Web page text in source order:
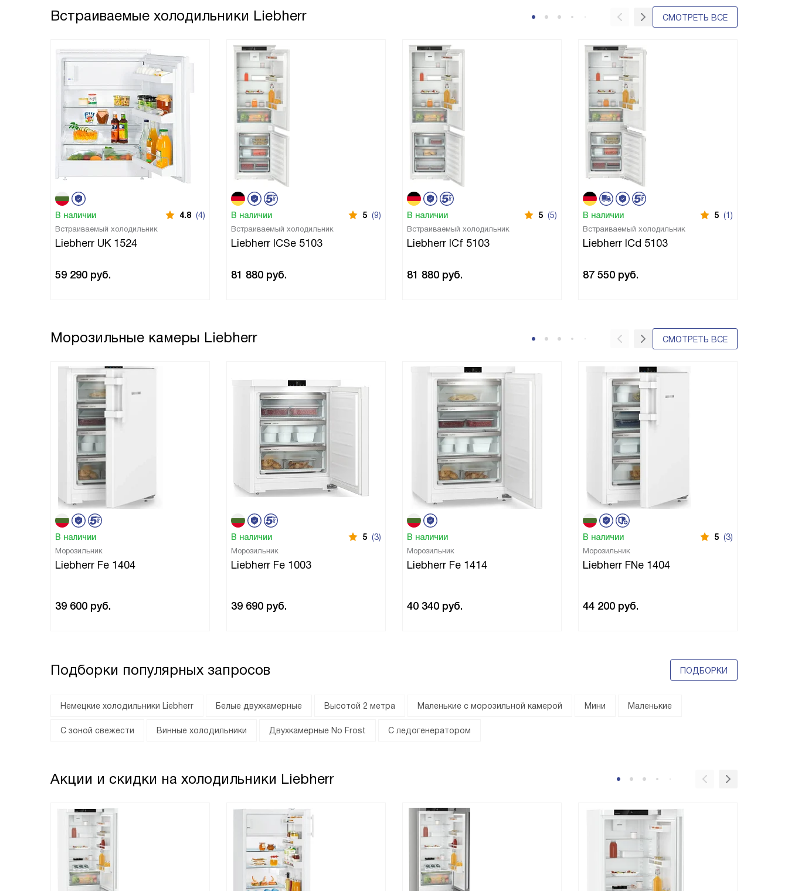
Встраиваемые холодильники Liebherr
В наличии 4.8 (4)
Встраиваемый холодильник
Liebherr UK 1524
59 290 руб.
В наличии 5 (9)
Встраиваемый холодильник
Liebherr ICSe 5103
81 880 руб.
В наличии 5 (5)
Встраиваемый холодильник
Liebherr ICf 5103
81 880 руб.
В наличии 5 (1)
Встраиваемый холодильник
Liebherr ICd 5103
87 550 руб.
СМОТРЕТЬ ВСЕ
Морозильные камеры Liebherr
В наличии
Морозильник
Liebherr Fe 1404
39 600 руб.
В наличии 5 (3)
Морозильник
Liebherr Fe 1003
39 690 руб.
В наличии
Морозильник
Liebherr Fe 1414
40 340 руб.
В наличии 5 (3)
Морозильник
Liebherr FNe 1404
44 200 руб.
СМОТРЕТЬ ВСЕ
Подборки популярных запросов ПОДБОРКИ
Немецкие холодильники Liebherr Белые двухкамерные Высотой 2 метра Маленькие с морозильной камерой Мини Маленькие
С зоной свежести Винные холодильники Двухкамерные No Frost С ледогенератором
Акции и скидки на холодильники Liebherr